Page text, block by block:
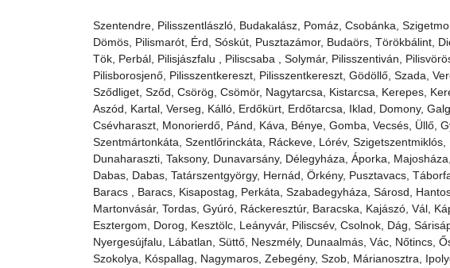
Szentendre, Pilisszentlászló, Budakalász, Pomáz, Csobánka,
Dömös, Pilismarót, Érd, Sóskút, Pusztazámor, Budaörs, Törökbálint,
Tök, Perbál, Pilisjászfalu , Piliscsaba , Solymár, Pilisszentiván,
Pilisborosjenő, Pilisszentkereszt, Pilisszentkereszt, Gödöllő, Szada,
Sződliget, Sződ, Csörög, Csömör, Nagytarcsa, Kistarcsa, Kerepes,
Aszód, Kartal, Verseg, Kálló, Erdőkürt, Erdőtarcsa, Iklad, Domony,
Csévharaszt, Monorierdő, Pánd, Káva, Bénye, Gomba, Vecsés, Üllő,
Szentmártonkáta, Szentlőrinckáta, Ráckeve, Lórév,
Dunaharaszti, Taksony, Dunavarsány, Délegyháza, Áporka,
Dabas, Dabas, Tatárszentgyörgy, Hernád, Örkény, Pusztavacs,
Baracs , Baracs, Kisapostag, Perkáta, Szabadegyháza, Sárosd,
Martonvásár, Tordas, Gyúró, Ráckeresztúr, Baracska, Kajászó, Vál,
Esztergom, Dorog, Kesztölc, Leányvár, Piliscsév, Csolnok, Dág,
Nyergesújfalu, Lábatlan, Süttő, Neszmély, Dunaalmás, Vác, Nőtincs,
Szokolya, Kóspallag, Nagymaros, Zebegény, Szob, Márianosztra,